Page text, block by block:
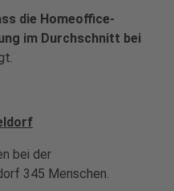
die Homeoffice-
im Durchschnitt bei
bei der
345 Menschen.